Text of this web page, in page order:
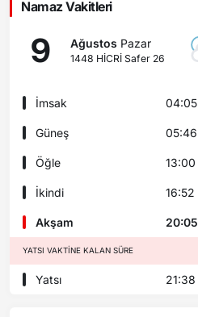
Namaz Vakitleri
9 Ağustos Pazar
1448 HİCRİ Safer 26
İmsak 04:05
Güneş 05:46
Öğle 13:00
İkindi 16:52
Akşam 20:05
YATSI VAKTINE KALAN SÜRE
Yatsı 21:38